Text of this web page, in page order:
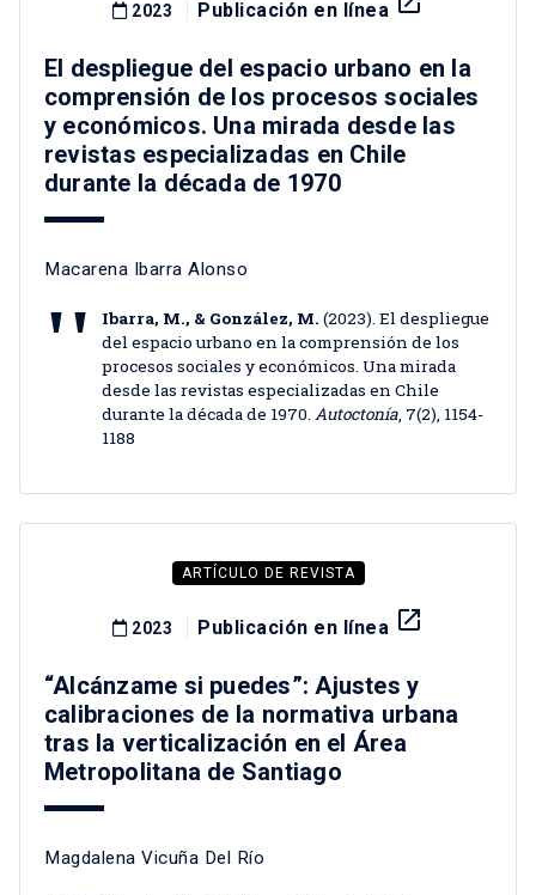
2023 Publicación en línea
El despliegue del espacio urbano en la
comprensión de los procesos sociales
y económicos. Una mirada desde las
revistas especializadas en Chile
durante la década de 1970
Macarena Ibarra Alonso
Ibarra, M., & González, M. (2023). El despliegue
del espacio urbano en la comprensión de los
procesos sociales y económicos. Una mirada
desde las revistas especializadas en Chile
durante la década de 1970. Autoctonía, 7(2), 1154-
1188
ARTÍCULO DE REVISTA
2023 Publicación en línea launch
“Alcánzame si puedes”: Ajustes y
calibraciones de la normativa urbana
tras la verticalización en el Área
Metropolitana de Santiago
Magdalena Vicuña Del Río